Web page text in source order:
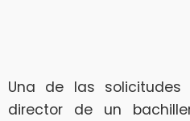
Una de las
director de un